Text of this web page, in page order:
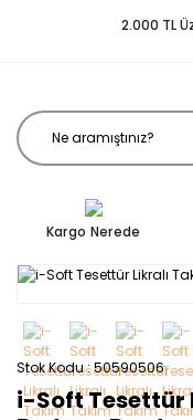
2.000 TL
Kargo Nerede
Stok Kodu 50590506
i-Soft Tesettür